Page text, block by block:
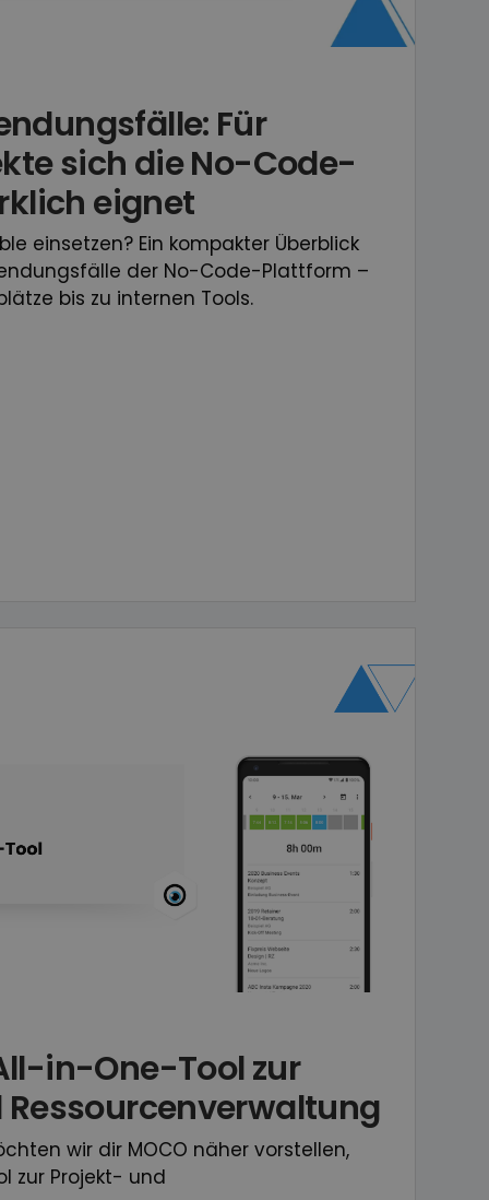
Für
sich die No-Code-
eignet
einsetzen? Ein kompakter Überblick
der No-Code-Plattform –
bis zu internen Tools.
in-One-Tool zur
wir dir MOCO näher vorstellen,
zur Projekt- und